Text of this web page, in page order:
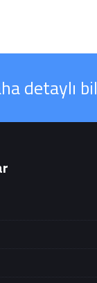
detaylı